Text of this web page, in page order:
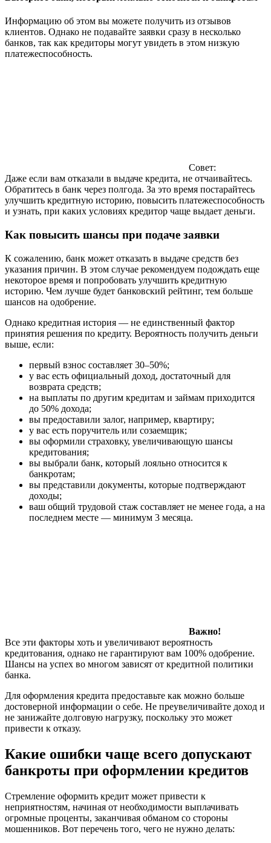
Информацию об этом вы можете получить из отзывов
клиентов. Однако не подавайте заявки сразу в несколько
банков, так как кредиторы могут увидеть в этом низкую
платежеспособность.
Совет:
Даже если вам отказали в выдаче кредита, не отчаивайтесь.
Обратитесь в банк через полгода. За это время постарайтесь
улучшить кредитную историю, повысить платежеспособность
и узнать, при каких условиях кредитор чаще выдает деньги.
Как повысить шансы при подаче заявки
К сожалению, банк может отказать в выдаче средств без
указания причин. В этом случае рекомендуем подождать еще
некоторое время и попробовать улучшить кредитную
историю. Чем лучше будет банковский рейтинг, тем больше
шансов на одобрение.
Однако кредитная история — не единственный фактор
принятия решения по кредиту. Вероятность получить деньги
выше, если:
первый взнос составляет 30–50%;
у вас есть официальный доход, достаточный для
возврата средств;
на выплаты по другим кредитам и займам приходится
до 50% дохода;
вы предоставили залог, например, квартиру;
у вас есть поручитель или созаемщик;
вы оформили страховку, увеличивающую шансы
кредитования;
вы выбрали банк, который лояльно относится к
банкротам;
вы представили документы, которые подтверждают
доходы;
ваш общий трудовой стаж составляет не менее года, а на
последнем месте — минимум 3 месяца.
Важно!
Все эти факторы хоть и увеличивают вероятность
кредитования, однако не гарантируют вам 100% одобрение.
Шансы на успех во многом зависят от кредитной политики
банка.
Для оформления кредита предоставьте как можно больше
достоверной информации о себе. Не преувеличивайте доход и
не занижайте долговую нагрузку, поскольку это может
привести к отказу.
Какие ошибки чаще всего допускают
банкроты при оформлении кредитов
Стремление оформить кредит может привести к
неприятностям, начиная от необходимости выплачивать
огромные проценты, заканчивая обманом со стороны
мошенников. Вот перечень того, чего не нужно делать: